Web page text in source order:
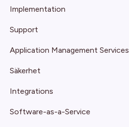
Implementation
Support
Application Management Services
Säkerhet
Integrations
Software-as-a-Service